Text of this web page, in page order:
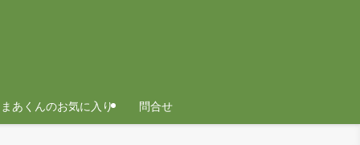
まあくんのお気に入り 問合せ